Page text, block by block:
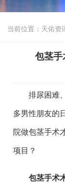
当前位置： 天佑资
包茎手
排尿困难
多男性朋友的
院做包茎手术
项目？
包茎手术